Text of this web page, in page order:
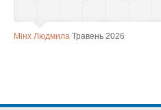
Мінх Людмила Травень 2026